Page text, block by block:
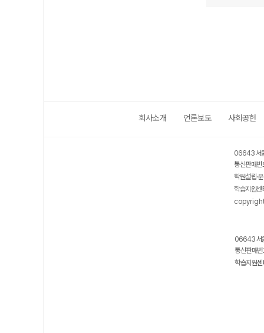
회사소개 언론보도 사회공헌
06643 서
통신판매
학원설립·
학습지원
06643 서
통신판매
학습지원